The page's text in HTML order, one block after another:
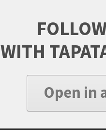
WITH
Open in